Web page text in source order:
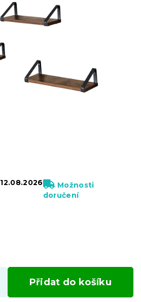
12.08.2026
Možnosti
doručení
Přidat do košíku